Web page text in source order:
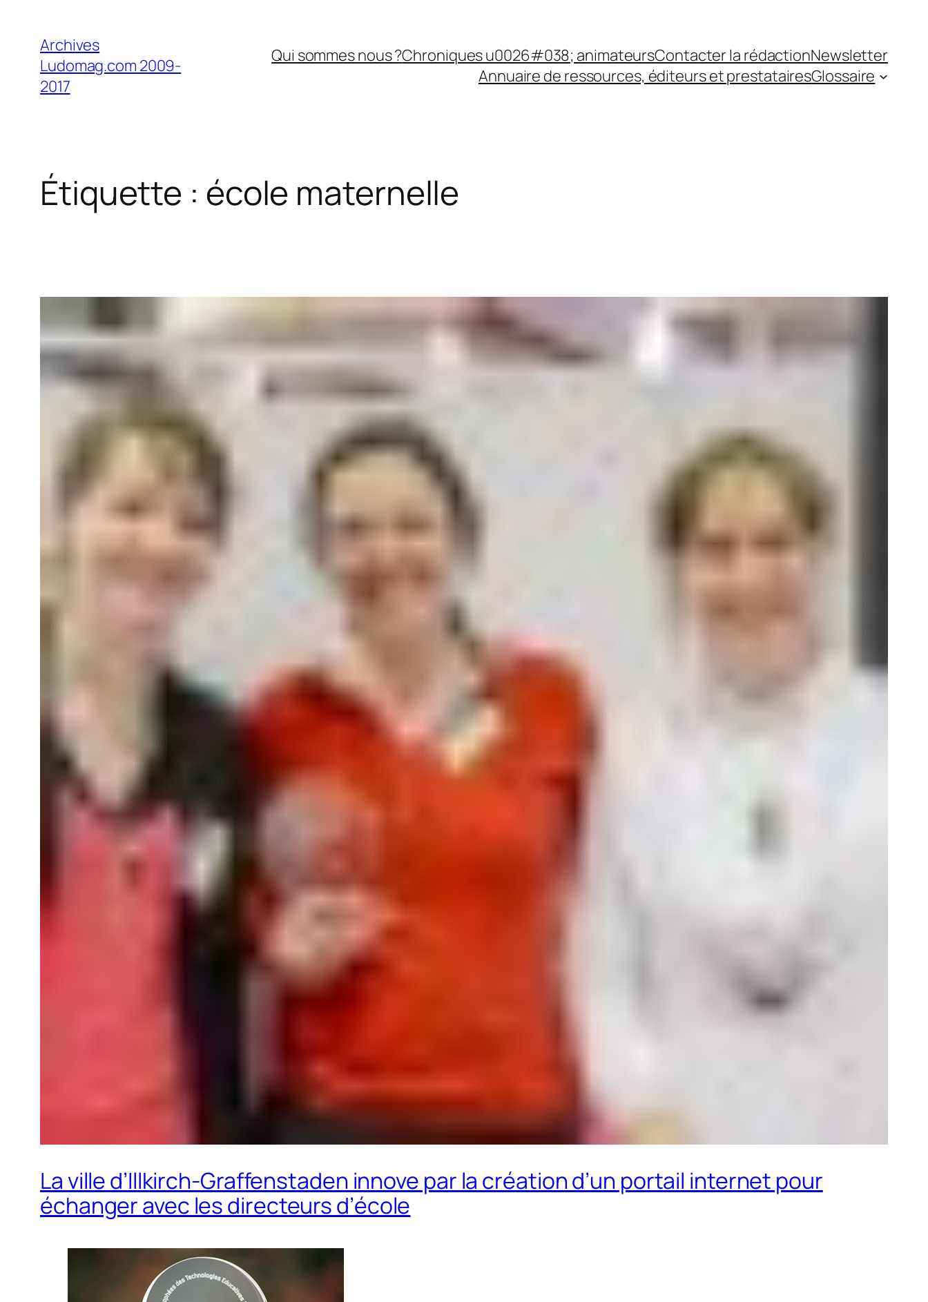
contenu
Archives
Ludomag.com 2009-
2017
Qui sommes nous ?Chroniques u0026#038; animateursContacter la rédactionNewsletter
Annuaire de ressources, éditeurs et prestatairesGlossaire
Étiquette : école maternelle
La ville d’Illkirch-Graffenstaden innove par la création d’un portail internet pour
échanger avec les directeurs d’école